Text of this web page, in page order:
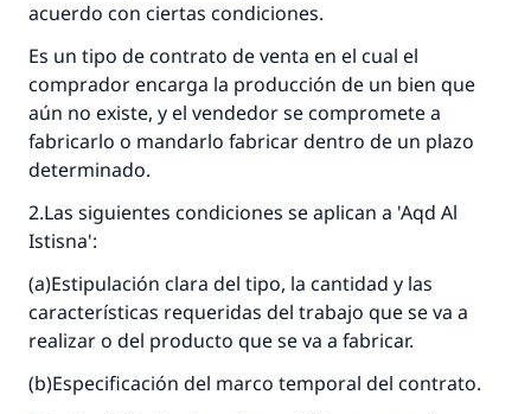
acuerdo con ciertas condiciones.
Es un tipo de contrato de venta en el cual el
comprador encarga la producción de un bien que
aún no existe, y el vendedor se compromete a
fabricarlo o mandarlo fabricar dentro de un plazo
determinado.
2.Las siguientes condiciones se aplican a 'Aqd Al
Istisna':
(a)Estipulación clara del tipo, la cantidad y las
características requeridas del trabajo que se va a
realizar o del producto que se va a fabricar.
(b)Especificación del marco temporal del contrato.
La respuesta no. 110845 salvó un
matrimonio.
Desde la Q hasta la A, su contribución ayuda a